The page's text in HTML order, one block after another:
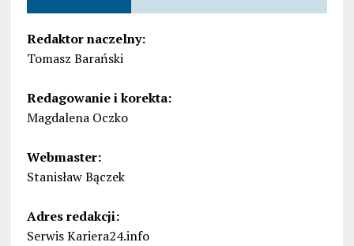
Redaktor naczelny:
Tomasz Barański
Redagowanie i korekta:
Magdalena Oczko
Webmaster:
Stanisław Bączek
Adres redakcji:
Serwis Kariera24.info